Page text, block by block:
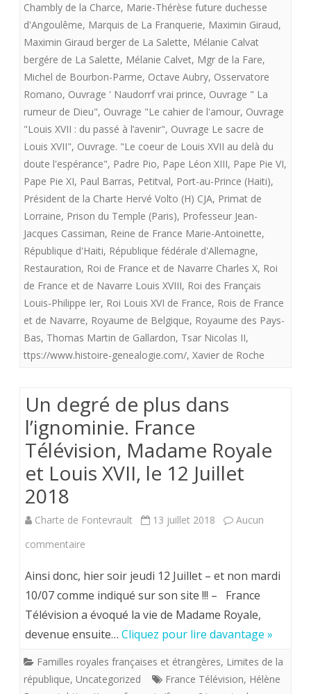
Chambly de la Charce, Marie-Thérèse future duchesse
d'Angoulême, Marquis de La Franquerie, Maximin Giraud,
Maximin Giraud berger de La Salette, Mélanie Calvat
bergére de La Salette, Mélanie Calvet, Mgr de la Fare,
Michel de Bourbon-Parme, Octave Aubry, Osservatore
Romano, Ouvrage ' Naudorrf vrai prince, Ouvrage " La
rumeur de Dieu", Ouvrage "Le cahier de l'amour, Ouvrage
"Louis XVII : du passé à l’avenir", Ouvrage Le sacre de
Louis XVII", Ouvrage. "Le coeur de Louis XVII au delà du
doute l'espérance", Padre Pio, Pape Léon XIII, Pape Pie VI,
Pape Pie XI, Paul Barras, Petitval, Port-au-Prince (Haiti),
Président de la Charte Hervé Volto (H) CJA, Primat de
Lorraine, Prison du Temple (Paris), Professeur Jean-
Jacques Cassiman, Reine de France Marie-Antoinette,
République d'Haiti, République fédérale d'Allemagne,
Restauration, Roi de France et de Navarre Charles X, Roi
de France et de Navarre Louis XVIII, Roi des Français
Louis-Philippe Ier, Roi Louis XVI de France, Rois de France
et de Navarre, Royaume de Belgique, Royaume des Pays-
Bas, Thomas Martin de Gallardon, Tsar Nicolas II,
ttps://www.histoire-genealogie.com/, Xavier de Roche
Un degré de plus dans
l’ignominie. France
Télévision, Madame Royale
et Louis XVII, le 12 Juillet
2018
Charte de Fontevrault 13 juillet 2018
Aucun
commentaire
degré
de
plus
dans
l’ignominie.
Ainsi donc, hier soir jeudi 12 Juillet – et non mardi
10/07 comme indiqué sur son site !!! – France
Télévision a évoqué la vie de Madame Royale,
devenue ensuite… Cliquez pour lire davantage »
Familles royales françaises et étrangères, Limites de la
république, Uncategorized France Télévision, Hélène